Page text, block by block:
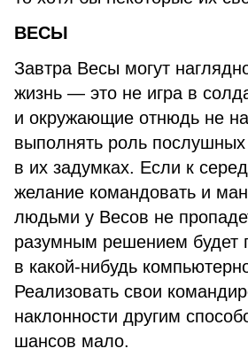
ВЕСЫ
Завтра Весы могут
жизнь — это не игра в
и окружающие отнюдь не
выполнять роль послушных
в их задумках. Если к
желание командовать и
людьми у Весов не
разумным решением будет
в какой-нибудь
Реализовать свои
наклонности другим
шансов мало.